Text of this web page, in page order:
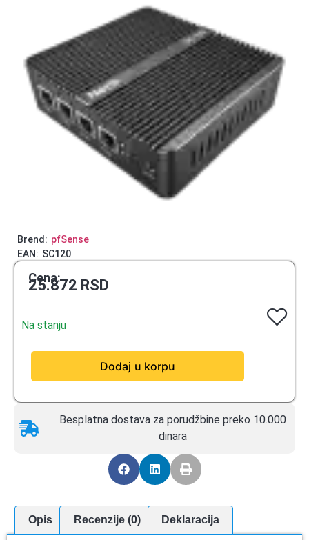
Brend: pfSense
EAN: SC120
Cena:
25.872 RSD
Na stanju
Dodaj u korpu
Besplatna dostava za porudžbine preko 10.000
dinara
Opis Recenzije (0) Deklaracija